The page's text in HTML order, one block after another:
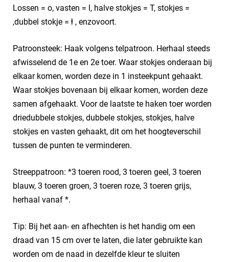
Lossen = o, vasten = l, halve stokjes = T, stokjes =
,dubbel stokje = ⱡ , enzovoort.
Patroonsteek: Haak volgens telpatroon. Herhaal steeds
afwisselend de 1e en 2e toer. Waar stokjes onderaan bij
elkaar komen, worden deze in 1 insteekpunt gehaakt.
Waar stokjes bovenaan bij elkaar komen, worden deze
samen afgehaakt. Voor de laatste te haken toer worden
driedubbele stokjes, dubbele stokjes, stokjes, halve
stokjes en vasten gehaakt, dit om het hoogteverschil
tussen de punten te verminderen.
Streeppatroon: *3 toeren rood, 3 toeren geel, 3 toeren
blauw, 3 toeren groen, 3 toeren roze, 3 toeren grijs,
herhaal vanaf *.
Tip: Bij het aan- en afhechten is het handig om een
draad van 15 cm over te laten, die later gebruikte kan
worden om de naad in dezelfde kleur te sluiten